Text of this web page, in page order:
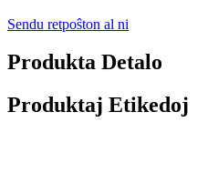
Sendu retpoŝton al ni
Produkta Detalo
Produktaj Etikedoj